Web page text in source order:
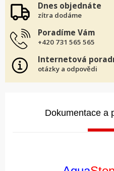
Dnes objednáte
zítra dodáme
Poradíme Vám
+420 731 565 565
Internetová
otázky a odpovědi
Dokumentace a